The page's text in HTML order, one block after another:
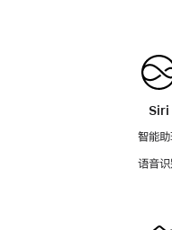
Siri
智能助
语音识